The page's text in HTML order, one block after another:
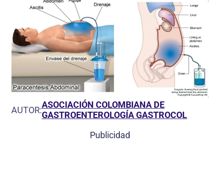
AUTOR:ASOCIACIÓN COLOMBIANA DE
GASTROENTEROLOGÍA GASTROCOL
Publicidad